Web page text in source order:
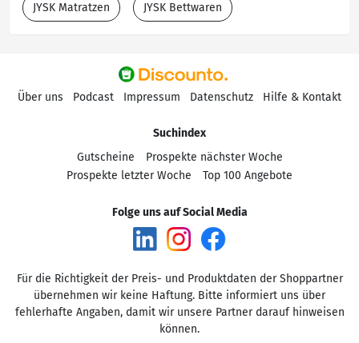
JYSK Matratzen JYSK Bettwaren
Über uns Podcast Impressum Datenschutz Hilfe & Kontakt
Suchindex
Gutscheine
Prospekte nächster Woche
Prospekte letzter Woche
Top 100 Angebote
Folge uns auf Social Media
Für die Richtigkeit der Preis- und Produktdaten der Shoppartner
übernehmen wir keine Haftung. Bitte informiert uns über
fehlerhafte Angaben, damit wir unsere Partner darauf hinweisen
können.